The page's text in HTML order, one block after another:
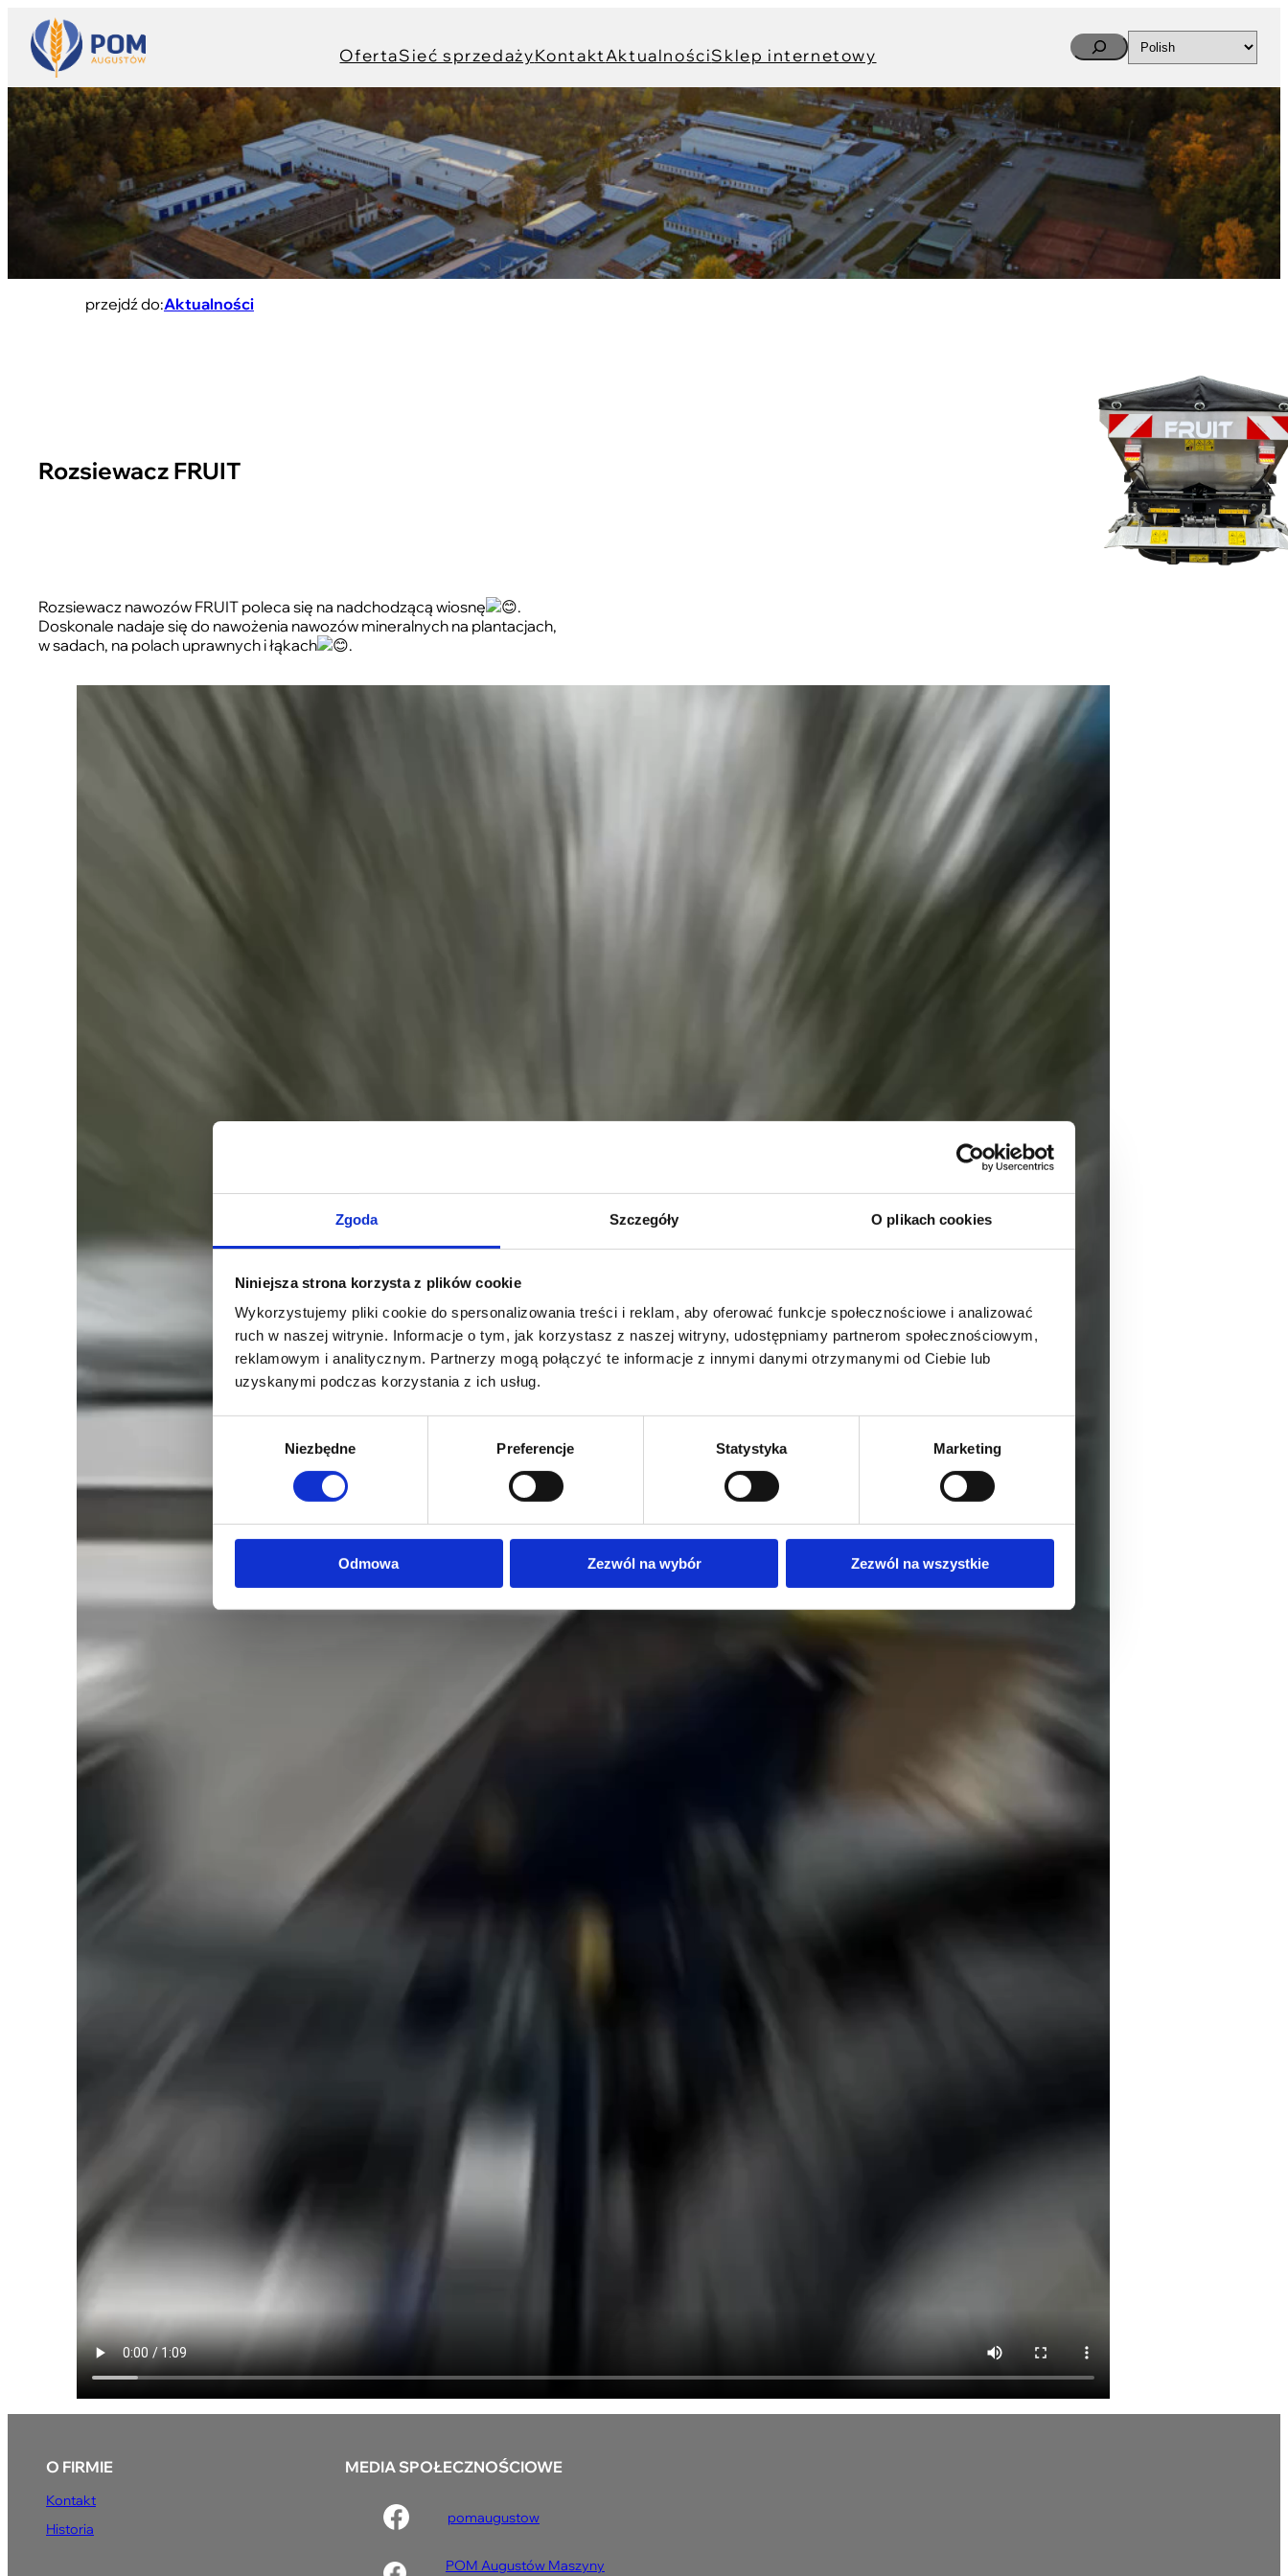
Zgoda Szczegóły O plikach cookies
Niniejsza strona korzysta z plików cookie
Wykorzystujemy pliki cookie do spersonalizowania treści i reklam, aby oferować funkcje społecznościowe i analizować
ruch w naszej witrynie. Informacje o tym, jak korzystasz z naszej witryny, udostępniamy partnerom społecznościowym,
reklamowym i analitycznym. Partnerzy mogą połączyć te informacje z innymi danymi otrzymanymi od Ciebie lub
uzyskanymi podczas korzystania z ich usług.
Niezbędne Preferencje Statystyka Marketing
Odmowa Zezwól na wybór Zezwól na wszystkie
OfertaSieć sprzedażyKontaktAktualnościSklep internetowy
Search
przejdź do:Aktualności
Rozsiewacz FRUIT
Rozsiewacz nawozów FRUIT poleca się na nadchodzącą wiosnę
.
Doskonale nadaje się do nawożenia nawozów mineralnych na plantacjach,
w sadach, na polach uprawnych i łąkach
.
O FIRMIE
Kontakt
Historia
MEDIA SPOŁECZNOŚCIOWE
pomaugustow
POM Augustów Maszyny